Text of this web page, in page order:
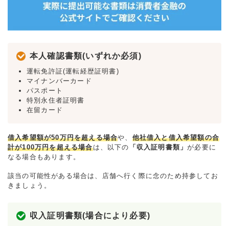
本人確認書類(いずれか必須)
運転免許証(運転経歴証明書)
マイナンバーカード
パスポート
特別永住者証明書
在留カード
借入希望額が50万円を超える場合や、 他社借入と借入希望額の合
計が100万円を超える場合は、以下の 「収入証明書類」が必要に
なる場合もあります。
該当の可能性がある場合は、店舗へ行く際に念のため持参してお
きましょう。
収入証明書類(場合により必要)